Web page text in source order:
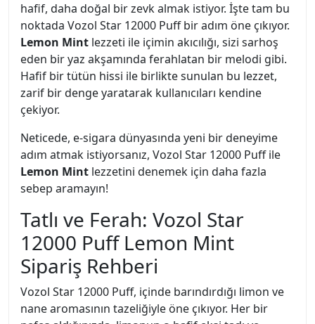
hafif, daha doğal bir zevk almak istiyor. İşte tam bu
noktada Vozol Star 12000 Puff bir adım öne çıkıyor.
Lemon Mint lezzeti ile içimin akıcılığı, sizi sarhoş
eden bir yaz akşamında ferahlatan bir melodi gibi.
Hafif bir tütün hissi ile birlikte sunulan bu lezzet,
zarif bir denge yaratarak kullanıcıları kendine
çekiyor.
Neticede, e-sigara dünyasında yeni bir deneyime
adım atmak istiyorsanız, Vozol Star 12000 Puff ile
Lemon Mint lezzetini denemek için daha fazla
sebep aramayın!
Tatlı ve Ferah: Vozol Star
12000 Puff Lemon Mint
Sipariş Rehberi
Vozol Star 12000 Puff, içinde barındırdığı limon ve
nane aromasının tazeliğiyle öne çıkıyor. Her bir